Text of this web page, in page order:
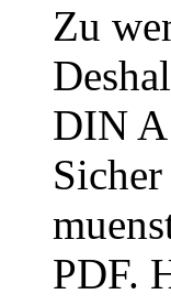
Zu
DIN
PDF.